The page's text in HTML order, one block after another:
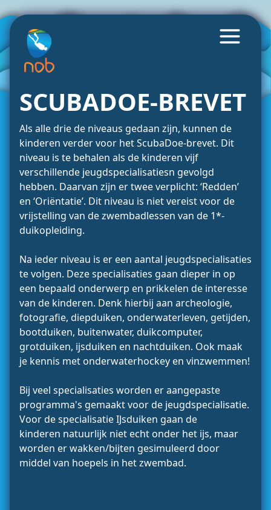
SCUBADOE-BREVET
Als alle drie de niveaus gedaan zijn, kunnen de
kinderen verder voor het ScubaDoe-brevet. Dit
niveau is te behalen als de kinderen vijf
verschillende jeugdspecialisatiesn gevolgd
hebben. Daarvan zijn er twee verplicht: ‘Redden’
en ‘Oriëntatie’. Dit niveau is niet vereist voor de
vrijstelling van de zwembadlessen van de 1*-
duikopleiding.
Na ieder niveau is er een aantal jeugdspecialisaties
te volgen. Deze specialisaties gaan dieper in op
een bepaald onderwerp en prikkelen de interesse
van de kinderen. Denk hierbij aan archeologie,
fotografie, diepduiken, onderwaterleven, getijden,
bootduiken, buitenwater, duikcomputer,
grotduiken, ijsduiken en nachtduiken. Ook maak
je kennis met onderwaterhockey en vinzwemmen!
Bij veel specialisaties worden er aangepaste
programma's gemaakt voor de jeugdspecialisatie.
Voor de specialisatie IJsduiken gaan de
kinderen natuurlijk niet echt onder het ijs, maar
worden er wakken/bijten gesimuleerd door
middel van hoepels in het zwembad.